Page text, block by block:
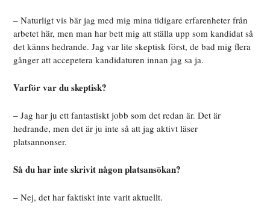
– Naturligt vis bär jag med mig mina tidigare erfarenheter från
arbetet här, men man har bett mig att ställa upp som kandidat så
det känns hedrande. Jag var lite skeptisk först, de bad mig flera
gånger att accepetera kandidaturen innan jag sa ja.
Varför var du skeptisk?
– Jag har ju ett fantastiskt jobb som det redan är. Det är
hedrande, men det är ju inte så att jag aktivt läser
platsannonser.
Så du har inte skrivit någon platsansökan?
– Nej, det har faktiskt inte varit aktuellt.